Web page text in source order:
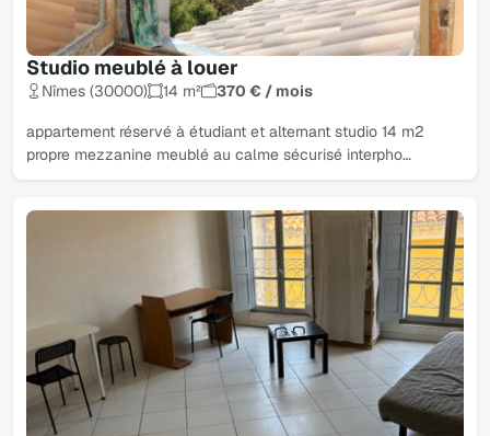
Studio meublé à louer
Nîmes (30000) 14 m² 370 € / mois
appartement réservé à étudiant et alternant studio 14 m2
propre mezzanine meublé au calme sécurisé interpho…